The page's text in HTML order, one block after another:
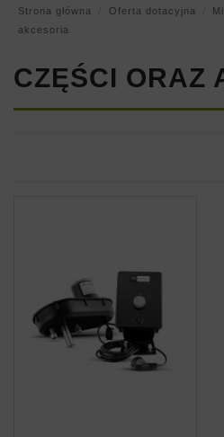
Strona główna Oferta dotacyjna
akcesoria
CZĘŚCI ORAZ